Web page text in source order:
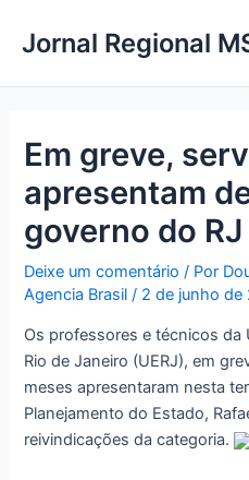
para
conteúdo
Jornal Regional
Em greve,
apresentam
governo do RJ
Deixe um comentário / Por
Agencia Brasil/ 2 de junho de
Os professores e técnicos da
Rio de Janeiro (UERJ), em
meses apresentaram nesta
Planejamento do Estado,
reivindicações da categoria.